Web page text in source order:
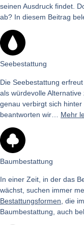
seinen Ausdruck findet.
ab? In diesem Beitrag
Seebestattung
Die Seebestattung
als würdevolle
genau verbirgt sich
beantworten wir… Mehr
Baumbestattung
In einer Zeit, in der das
wächst, suchen immer
Bestattungsformen, die
Baumbestattung, auch